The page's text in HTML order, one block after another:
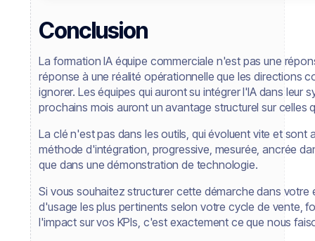
Conclusion
La formation IA équipe commerciale n'est pas une
réponse à une réalité opérationnelle que les directions
ignorer. Les équipes qui auront su intégrer l'IA dans leur
prochains mois auront un avantage structurel sur celles
La clé n'est pas dans les outils, qui évoluent vite et sont
méthode d'intégration, progressive, mesurée, ancrée
que dans une démonstration de technologie.
Si vous souhaitez structurer cette démarche dans votre
d'usage les plus pertinents selon votre cycle de vente,
l'impact sur vos KPIs, c'est exactement ce que nous